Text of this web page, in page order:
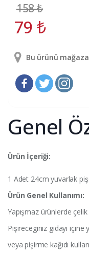
158₺
79 ₺
Bu ürünü
Genel
Ürün İçeriği:
1 Adet 24cm yuvarlak
Ürün Genel Kullanımı:
Yapışmaz ürünlerde
Pişireceginiz gıdayı içine
veya pişirme kağıdı